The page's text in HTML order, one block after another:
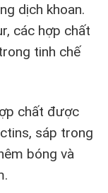
dịch khoan.
các hợp chất
tinh chế
chất được
sáp trong
bóng và